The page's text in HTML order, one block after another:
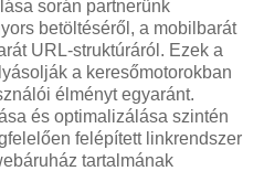
során partnerünk
betöltéséről, a mobilbarát
URL-struktúráról. Ezek a
a keresőmotorokban
élményt egyaránt.
és optimalizálása szintén
felépített linkrendszer
tartalmának